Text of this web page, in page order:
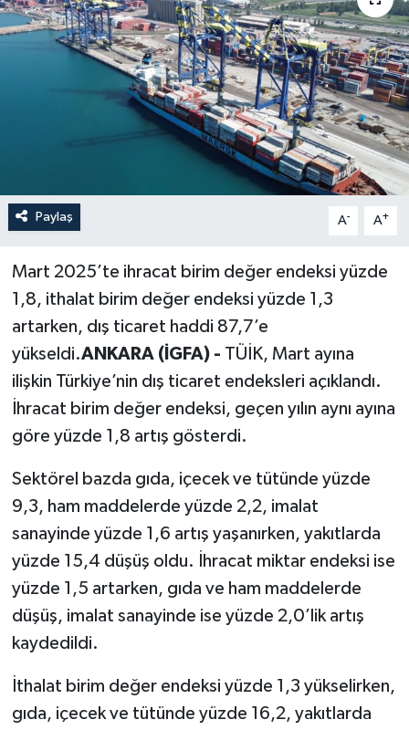
Paylaş A- A+
Mart 2025’te ihracat birim değer endeksi yüzde
1,8, ithalat birim değer endeksi yüzde 1,3
artarken, dış ticaret haddi 87,7’e
yükseldi.ANKARA (İGFA) - TÜİK, Mart ayına
ilişkin Türkiye’nin dış ticaret endeksleri açıklandı.
İhracat birim değer endeksi, geçen yılın aynı ayına
göre yüzde 1,8 artış gösterdi.
Sektörel bazda gıda, içecek ve tütünde yüzde
9,3, ham maddelerde yüzde 2,2, imalat
sanayinde yüzde 1,6 artış yaşanırken, yakıtlarda
yüzde 15,4 düşüş oldu. İhracat miktar endeksi ise
yüzde 1,5 artarken, gıda ve ham maddelerde
düşüş, imalat sanayinde ise yüzde 2,0’lik artış
kaydedildi.
İthalat birim değer endeksi yüzde 1,3 yükselirken,
gıda, içecek ve tütünde yüzde 16,2, yakıtlarda